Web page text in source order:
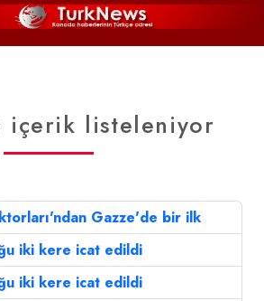
içerik listeleniyor
Gazze'de bir ilk
iki kere icat edildi
iki kere icat edildi